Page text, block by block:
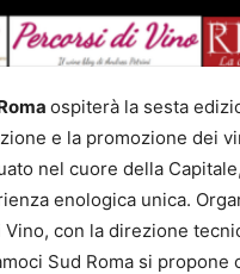
ospiterà la sesta
e la promozione dei
nel cuore della
enologica unica.
con la direzione
Sud Roma si propone